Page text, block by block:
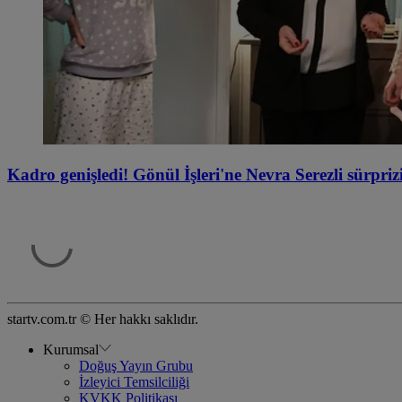
Kadro genişledi! Gönül İşleri'ne Nevra Serezli
startv.com.tr © Her hakkı saklıdır.
Kurumsal
Doğuş Yayın Grubu
İzleyici Temsilciliği
KVKK Politikası